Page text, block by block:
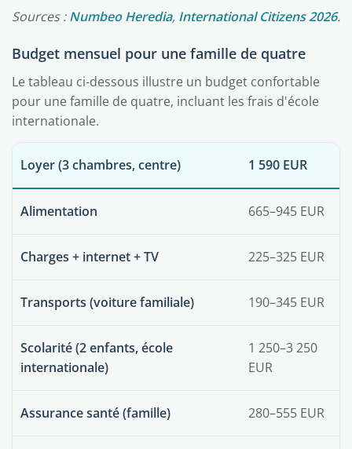
Sources :Numbeo Heredia, International Citizens 2026.
Budget mensuel pour une famille de quatre
Le tableau ci-dessous illustre un budget confortable
pour une famille de quatre, incluant les frais d'école
internationale.
Loyer (3 chambres, centre) 1 590 EUR
Alimentation 665–945 EUR
Charges + internet + TV 225–325 EUR
Transports (voiture familiale) 190–345 EUR
Scolarité (2 enfants, école
internationale)
1 250–3 250
EUR
Assurance santé (famille) 280–555 EUR